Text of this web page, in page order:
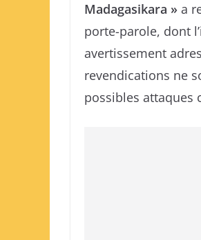
Madagasikara » a
porte-parole, dont
avertissement
revendications ne
possibles attaques